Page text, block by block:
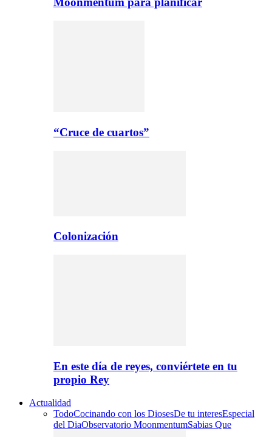
“Cruce de cuartos”
Colonización
En este día de reyes, conviértete en tu
propio Rey
Actualidad
TodoCocinando con los DiosesDe tu interesEspecial
del DiaObservatorio MoonmentumSabias Que